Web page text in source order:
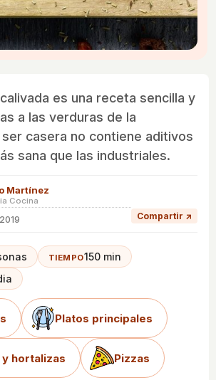
es una receta sencilla y
a las verduras de la
casera no contiene aditivos
sana que las industriales.
Martínez
Cocina
Compartir ↗
TIEMPO150 min
Platos principales
hortalizas Pizzas